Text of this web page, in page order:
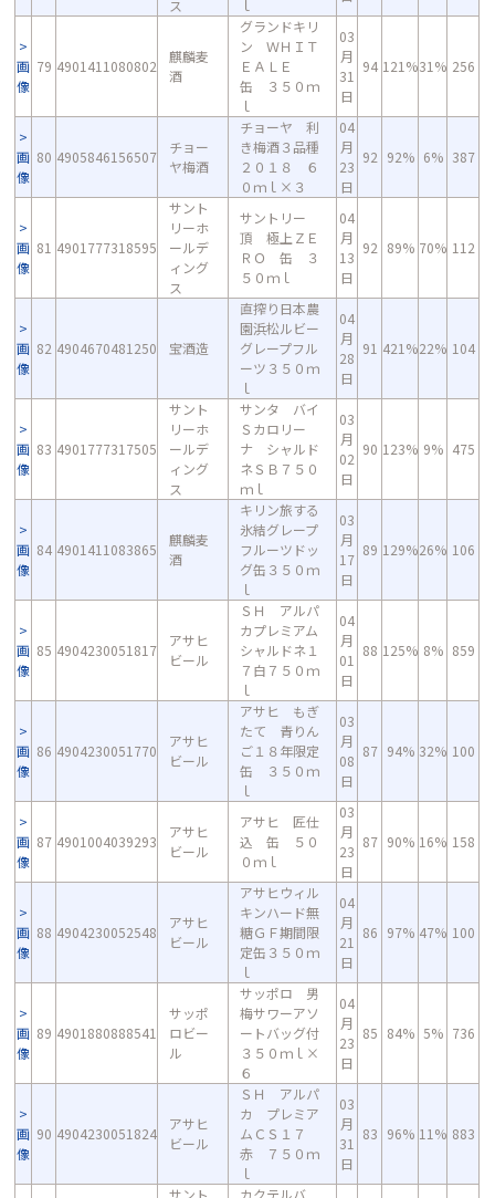
ス
ｌ
画
像
79 4901411080802
麒麟麦
酒
グランドキリ
ン ＷＨＩＴ
ＥＡＬＥ
缶 ３５０ｍ
ｌ
03
月
31
日
94 121%31% 256
画
像
80 4905846156507
チョー
ヤ梅酒
チョーヤ 利
き梅酒３品種
２０１８ ６
０ｍｌ×３
04
月
23
日
92 92% 6% 387
画
像
81 4901777318595
サント
リーホ
ールデ
ィング
ス
サントリー
頂 極上ＺＥ
ＲＯ 缶 ３
５０ｍｌ
04
月
13
日
92 89% 70% 112
画
像
82 4904670481250 宝酒造
直搾り日本農
園浜松ルビー
グレープフル
ーツ３５０ｍ
ｌ
04
月
28
日
91 421%22% 104
画
像
83 4901777317505
サント
リーホ
ールデ
ィング
ス
サンタ バイ
Ｓカロリー
ナ シャルド
ネＳＢ７５０
ｍｌ
03
月
02
日
90 123% 9% 475
画
像
84 4901411083865
麒麟麦
酒
キリン旅する
氷結グレープ
フルーツドッ
グ缶３５０ｍ
ｌ
03
月
17
日
89 129%26% 106
画
像
85 4904230051817
アサヒ
ビール
ＳＨ アルパ
カプレミアム
シャルドネ１
７白７５０ｍ
ｌ
04
月
01
日
88 125% 8% 859
画
像
86 4904230051770
アサヒ
ビール
アサヒ もぎ
たて 青りん
ご１８年限定
缶 ３５０ｍ
ｌ
03
月
08
日
87 94% 32% 100
画
像
87 4901004039293
アサヒ
ビール
アサヒ 匠仕
込 缶 ５０
０ｍｌ
03
月
23
日
87 90% 16% 158
画
像
88 4904230052548
アサヒ
ビール
アサヒウィル
キンハード無
糖ＧＦ期間限
定缶３５０ｍ
ｌ
04
月
21
日
86 97% 47% 100
画
像
89 4901880888541
サッポ
ロビー
ル
サッポロ 男
梅サワーアソ
ートバッグ付
３５０ｍｌ×
６
04
月
23
日
85 84% 5% 736
画
像
90 4904230051824
アサヒ
ビール
ＳＨ アルパ
カ プレミア
ムＣＳ１７
赤 ７５０ｍ
ｌ
03
月
31
日
83 96% 11% 883
サント
カクテルバ